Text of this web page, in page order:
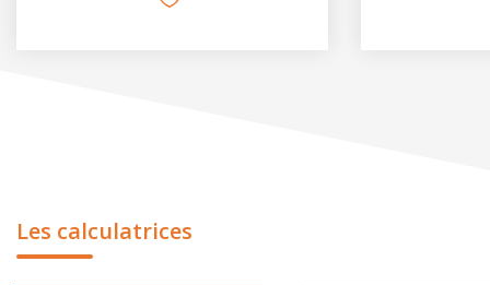
Les calculatrices